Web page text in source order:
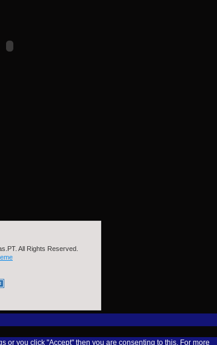
All Rights Reserved.
you click "Accept" then you are consenting to this. For more